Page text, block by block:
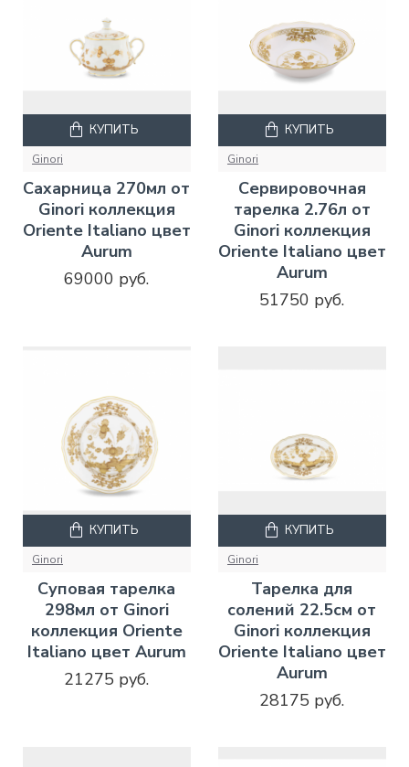
Ginori
Сахарница 270мл от
Ginori коллекция
Oriente Italiano цвет
Aurum
69000 руб.
КУПИТЬ
Ginori
Сервировочная
тарелка 2.76л от
Ginori коллекция
Oriente Italiano цвет
Aurum
51750 руб.
КУПИТЬ
Ginori
Суповая тарелка
298мл от Ginori
коллекция Oriente
Italiano цвет Aurum
21275 руб.
КУПИТЬ
Ginori
Тарелка для
солений 22.5см от
Ginori коллекция
Oriente Italiano цвет
Aurum
28175 руб.
КУПИТЬ